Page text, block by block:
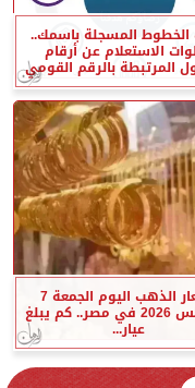
الخطوط المسجلة باسمك..
الاستعلام عن أرقام
المرتبطة بالرقم القومي
أسعار الذهب اليوم الجمعة 7
أغسطس 2026 في مصر.. كم يبلغ
عيار...